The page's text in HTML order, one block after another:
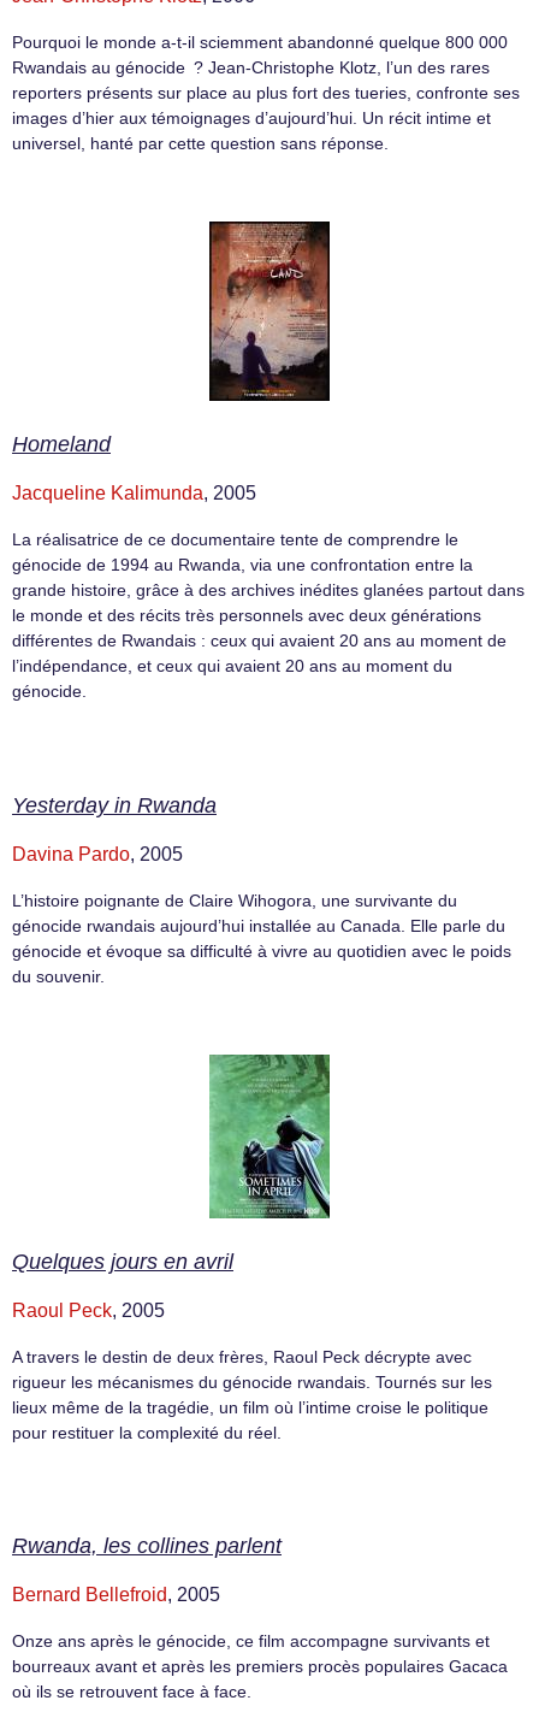
Pourquoi le monde a-t-il sciemment abandonné quelque 800 000
Rwandais au génocide ? Jean-Christophe Klotz, l’un des rares
reporters présents sur place au plus fort des tueries, confronte ses
images d’hier aux témoignages d’aujourd’hui. Un récit intime et
universel, hanté par cette question sans réponse.
Homeland
Jacqueline Kalimunda, 2005
La réalisatrice de ce documentaire tente de comprendre le
génocide de 1994 au Rwanda, via une confrontation entre la
grande histoire, grâce à des archives inédites glanées partout dans
le monde et des récits très personnels avec deux générations
différentes de Rwandais : ceux qui avaient 20 ans au moment de
l’indépendance, et ceux qui avaient 20 ans au moment du
génocide.
Yesterday in Rwanda
Davina Pardo, 2005
L’histoire poignante de Claire Wihogora, une survivante du
génocide rwandais aujourd’hui installée au Canada. Elle parle du
génocide et évoque sa difficulté à vivre au quotidien avec le poids
du souvenir.
Quelques jours en avril
Raoul Peck, 2005
A travers le destin de deux frères, Raoul Peck décrypte avec
rigueur les mécanismes du génocide rwandais. Tournés sur les
lieux même de la tragédie, un film où l’intime croise le politique
pour restituer la complexité du réel.
Rwanda, les collines parlent
Bernard Bellefroid, 2005
Onze ans après le génocide, ce film accompagne survivants et
bourreaux avant et après les premiers procès populaires Gacaca
où ils se retrouvent face à face.